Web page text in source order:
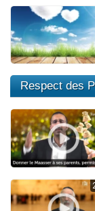
Respect des